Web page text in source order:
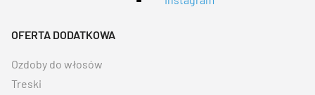
OFERTA DODATKOWA
Ozdoby do włosów
Treski